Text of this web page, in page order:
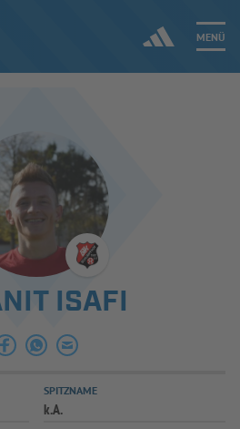
MENÜ
ISAFI
SPITZNAME
k.A.